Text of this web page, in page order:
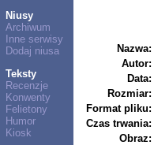
Niusy
Archiwum
Inne serwisy
Dodaj niusa
Teksty
Recenzje
Konwenty
Felietony
Humor
Kiosk
Nazwa:
Autor:
Data:
Rozmiar:
Format pliku:
Czas trwania:
Obraz: